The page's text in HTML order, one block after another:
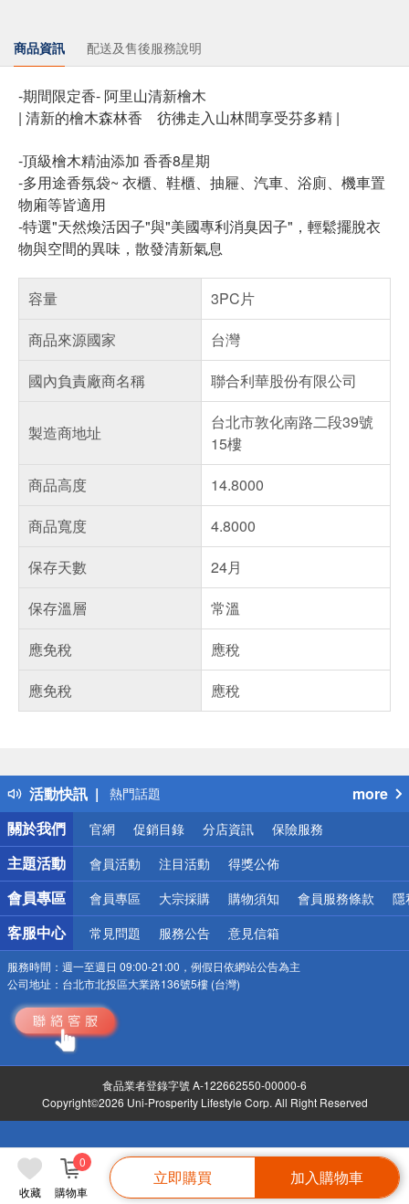
收藏 購物車
0
立即購買 加入購物車
商品資訊 配送及售後服務說明
-期間限定香- 阿里山清新檜木
| 清新的檜木森林香 彷彿走入山林間享受芬多精 |
-頂級檜木精油添加 香香8星期
-多用途香氛袋~ 衣櫃、鞋櫃、抽屜、汽車、浴廁、機車置
物廂等皆適用
-特選"天然煥活因子"與"美國專利消臭因子"，輕鬆擺脫衣
物與空間的異味，散發清新氣息
容量
3PC片
商品來源國家
台灣
國內負責廠商名稱
聯合利華股份有限公司
製造商地址
台北市敦化南路二段39號
15樓
商品高度
14.8000
商品寬度
4.8000
保存天數
24月
保存溫層
常溫
應免稅
應稅
應免稅
應稅
活動快訊
得獎公告
熱門話題
銀行優惠
偏遠地區配送
詐騙網頁！請小心！
more
關於我們
官網 促銷目錄 分店資訊 保險服務
主題活動 會員活動 注目活動 得獎公佈
會員專區 會員專區 大宗採購 購物須知 會員服務條款 隱
客服中心 常見問題 服務公告 意見信箱
服務時間： 週一至週日 09:00-21:00，例假日依網站公告為主
公司地址： 台北市北投區大業路136號5樓 (台灣)
食品業者登錄字號 A-122662550-00000-6
Copyright©2026 Uni-Prosperity Lifestyle Corp. All Right Reserved